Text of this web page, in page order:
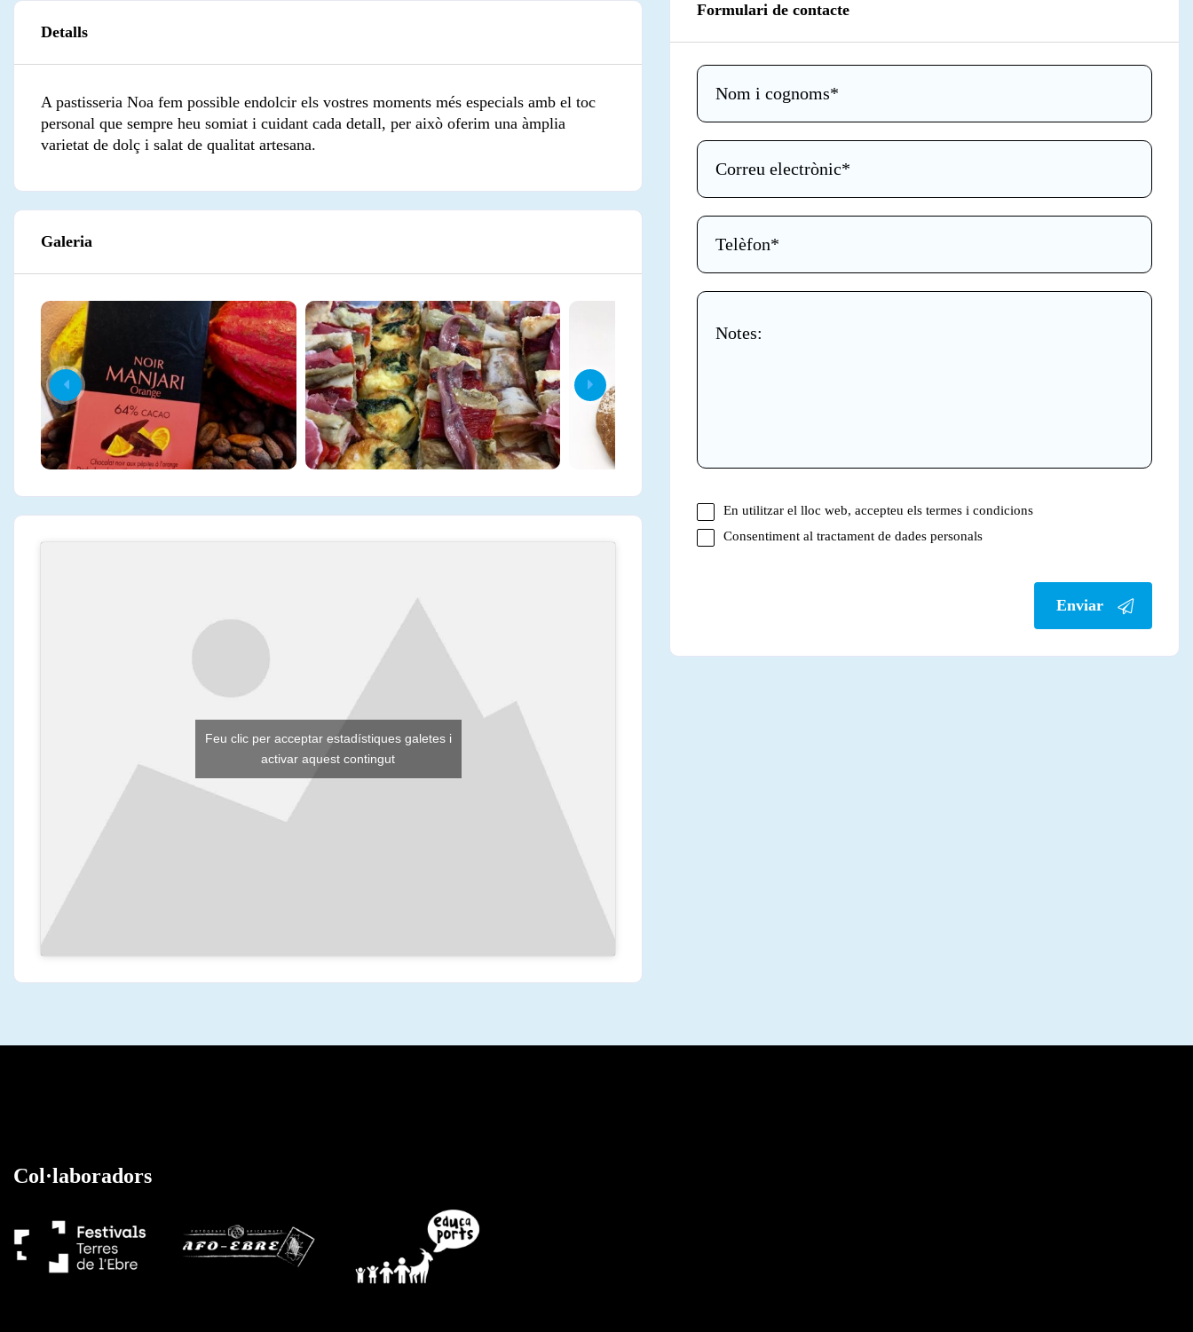
Detalls
A pastisseria Noa fem possible endolcir els vostres moments més especials amb el toc
personal que sempre heu somiat i cuidant cada detall, per això oferim una àmplia
varietat de dolç i salat de qualitat artesana.
Galeria
Feu clic per acceptar estadístiques galetes i
activar aquest contingut
Formulari de contacte
En utilitzar el lloc web, accepteu els termes i condicions
Consentiment al tractament de dades personals
Enviar
Col·laboradors